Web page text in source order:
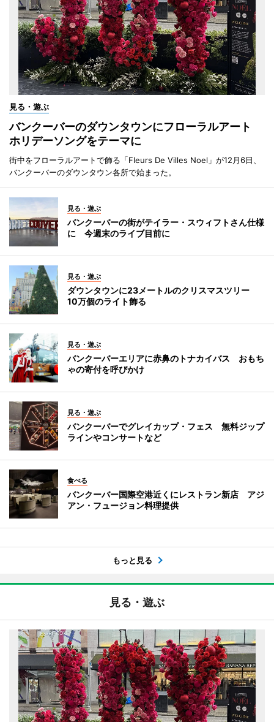
見る・遊ぶ
バンクーバーのダウンタウンにフローラルアート
ホリデーソングをテーマに
街中をフローラルアートで飾る「Fleurs De Villes Noel」が12月6日、
バンクーバーのダウンタウン各所で始まった。
見る・遊ぶ
バンクーバーの街がテイラー・スウィフトさん仕様
に 今週末のライブ目前に
見る・遊ぶ
ダウンタウンに23メートルのクリスマスツリー
10万個のライト飾る
見る・遊ぶ
バンクーバーエリアに赤鼻のトナカイバス おもち
ゃの寄付を呼びかけ
見る・遊ぶ
バンクーバーでグレイカップ・フェス 無料ジップ
ラインやコンサートなど
食べる
バンクーバー国際空港近くにレストラン新店 アジ
アン・フュージョン料理提供
もっと見る
見る・遊ぶ